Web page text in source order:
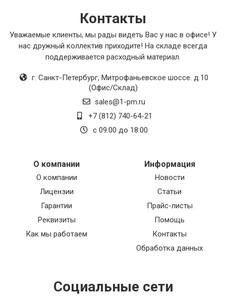
Контакты
Уважаемые клиенты, мы рады видеть Вас у нас в офисе! У
нас дружный коллектив приходите! На складе всегда
поддерживается расходный материал.
г. Санкт-Петербург, Митрофаньевское шоссе. д.10
(Офис/Склад)
sales@1-pm.ru
+7 (812) 740-64-21
с 09:00 до 18:00
О компании
О компании
Лицензии
Гарантии
Реквизиты
Как мы работаем
Информация
Новости
Статьи
Прайс-листы
Помощь
Контакты
Обработка данных
Социальные сети